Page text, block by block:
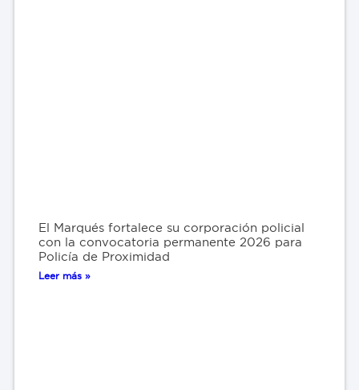
El Marqués fortalece su corporación policial
con la convocatoria permanente 2026 para
Policía de Proximidad
Leer más »